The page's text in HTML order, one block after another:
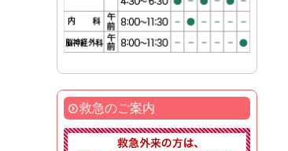
救急のご案内